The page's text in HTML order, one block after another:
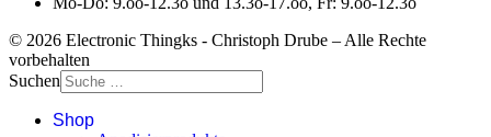
© 2026 Electronic Thingks - Christoph Drube – Alle Rechte
vorbehalten
Suchen
Shop